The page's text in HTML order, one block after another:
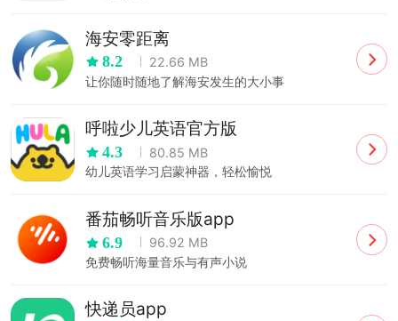
海安零距离
8.2
22.66 MB
让你随时随地了解海安发生的大小事
呼啦少儿英语官方版
4.3
80.85 MB
幼儿英语学习启蒙神器，轻松愉悦
番茄畅听音乐版app
6.9
96.92 MB
免费畅听海量音乐与有声小说
快递员app